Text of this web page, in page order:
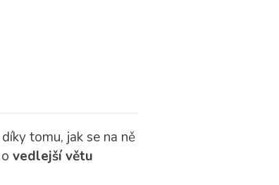
tomu, jak se na ně
vedlejší větu